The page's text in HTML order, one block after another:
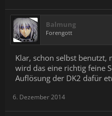
Balmung
Forengott
Klar, schon selbst benutzt,
wird das eine richtig feine
Auflösung der DK2 dafür
6. Dezember 2014